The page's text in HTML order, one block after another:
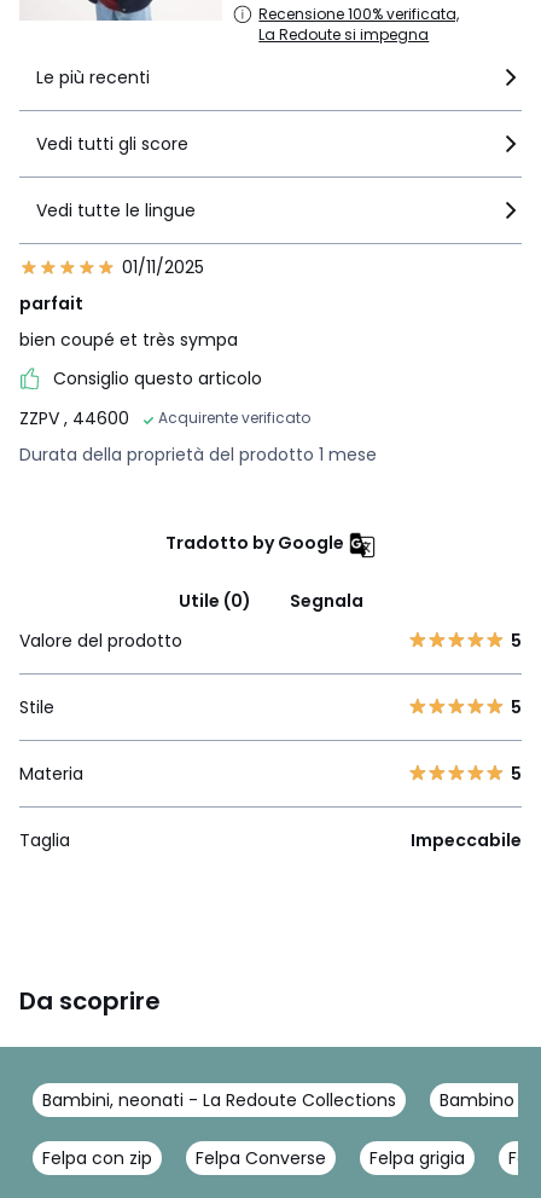
Recensione 100% verificata,
La Redoute si impegna
Le più recenti
Vedi tutti gli score
Vedi tutte le lingue
01/11/2025
parfait
bien coupé et très sympa
Consiglio questo articolo
ZZPV , 44600 Acquirente verificato
Durata della proprietà del prodotto 1 mese
Tradotto by Google
Utile (0)
Segnala
Valore del prodotto
5
Stile 5
Materia 5
Taglia Impeccabile
Da scoprire
Bambini, neonati - La Redoute Collections Bambino -
Felpa con zip Felpa Converse Felpa grigia